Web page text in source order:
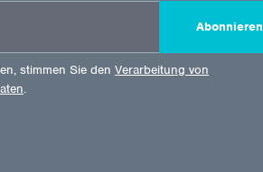
Abonnieren
stimmen Sie den Verarbeitung von
.